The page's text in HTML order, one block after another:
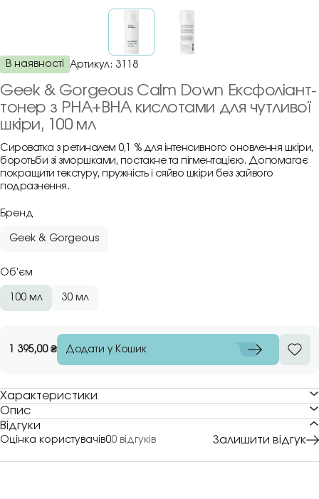
В наявності Артикул: 3118
Geek & Gorgeous Calm Down Ексфоліант-
тонер з PHA+BHA кислотами для чутливої
шкіри, 100 мл
Сироватка з ретиналем 0,1 % для інтенсивного оновлення шкіри,
боротьби зі зморшками, постакне та пігментацією. Допомагає
покращити текстуру, пружність і сяйво шкіри без зайвого
подразнення.
Бренд
Geek & Gorgeous
Об'єм
100 мл 30 мл
1 395,00₴ Додати у Кошик
Характеристики
Опис
Відгуки
Оцінка користувачів00 відгуків Залишити відгук